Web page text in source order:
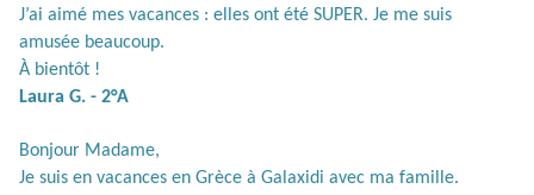
J’ai aimé mes vacances : elles ont été SUPER. Je me suis
amusée beaucoup.
À bientôt !
Laura G. - 2°A
Bonjour Madame,
Je suis en vacances en Grèce à Galaxidi avec ma famille.